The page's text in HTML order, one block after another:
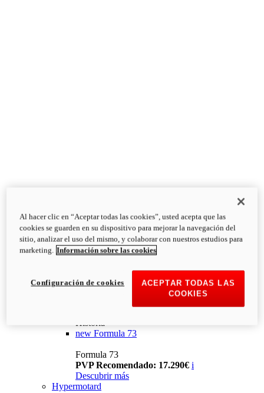
Historia
new Formula 73
Formula 73
PVP Recomendado: 17.290€ i
Descubrir más
Hypermotard
Al hacer clic en “Aceptar todas las cookies”, usted acepta que las
cookies se guarden en su dispositivo para mejorar la navegación del
sitio, analizar el uso del mismo, y colaborar con nuestros estudios para
marketing. Información sobre las cookies
ACEPTAR TODAS LAS
COOKIES
Configuración de cookies